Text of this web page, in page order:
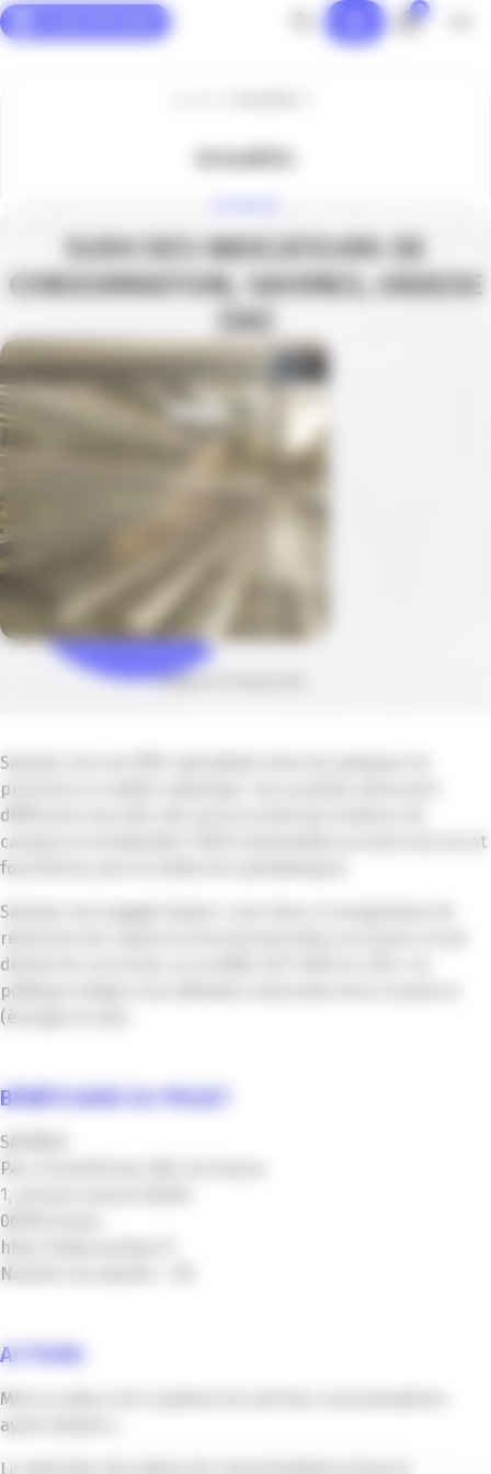
0
Actualités
SUIVI DES INDICATEURS DE
CONSOMMATION, SAVIMEX, GRASSE
(06)
Publié le 14 octobre 2021
Savimex est une PME spécialisée dans les optiques de
précision en matière plastique. Ses produits adressent
différents marchés tels que la protection (visières de
casque), la visualisation (HUD automobile), la vision (verres et
fournitures pour la médecine ophtalmique).
Savimex est engagé depuis 4 ans dans un programme de
réduction des impacts environnementaux au travers d’une
démarche reconnue, et certifiée ISO 14001 en 2014. Sa
politique intègre une utilisation raisonnée de la ressource
(énergie et eau).
BÉNÉFICIAIRE DU PROJET
SAVIMEX
Parc d’activité des Bois de Grasse
1, avenue Louison Bobet
06130 Grasse
http://www.savimex.fr
Nombre de salariés : 110
ACTIONS
Mise en place d’un système de suivi des consommations
ayant abouti à :
La réduction des talons de consommations d’eau et
Panneau de gestion des cookies